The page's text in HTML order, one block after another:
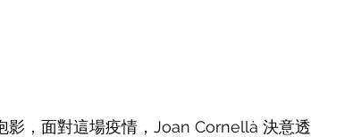
影，面對這場疫情，Joan Cornellà 決意透